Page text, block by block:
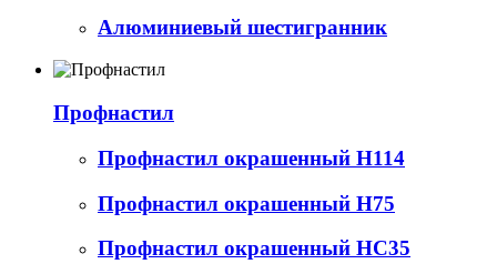
Алюминиевый шестигранник
Профнастил
Профнастил окрашенный Н114
Профнастил окрашенный Н75
Профнастил окрашенный НС35